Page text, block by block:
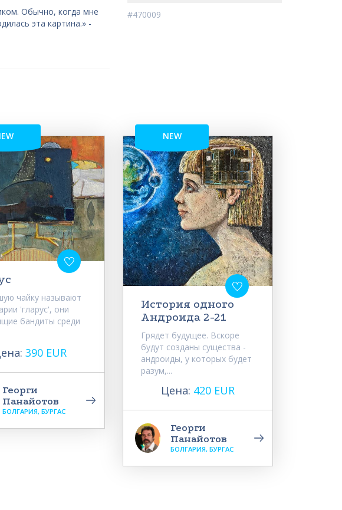
Обычно, когда мне
эта картина.» -
#470009
чайку называют
'гларус', они
бандиты среди
390 EUR
Георги
Панайотов
БОЛГАРИЯ, БУРГАС
NEW
История одного
Андроида 2-21
Грядет будущее. Вскоре
будут созданы существа -
андроиды, у которых будет
разум,...
Цена: 420 EUR
Георги
Панайотов
БОЛГАРИЯ, БУРГАС